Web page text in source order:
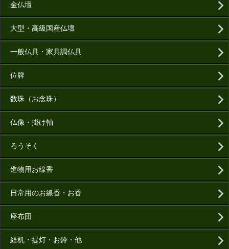
金仏壇
大型・高級国産仏壇
一般仏具・家具調仏具
位牌
数珠（お念珠）
仏像・掛け軸
ろうそく
進物用お線香
日常用のお線香・お香
座布団
経机・提灯・お鈴・他